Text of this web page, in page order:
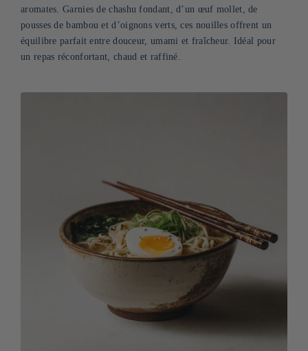
aromates. Garnies de chashu fondant, d’un œuf mollet, de
pousses de bambou et d’oignons verts, ces nouilles offrent un
équilibre parfait entre douceur, umami et fraîcheur. Idéal pour
un repas réconfortant, chaud et raffiné.